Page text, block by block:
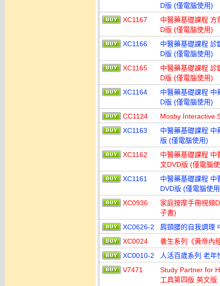
D版 (僅電腦使用)
XC1167
中醫藥基礎課程
D版 (僅電腦使用)
XC1166
中醫藥基礎課程
D版 (僅電腦使用)
XC1165
中醫藥基礎課程
D版 (僅電腦使用)
XC1164
中醫藥基礎課程
D版 (僅電腦使用)
CC1124
Mosby Interactive
XC1163
中醫藥基礎課程
版 (僅電腦使用)
XC1162
中醫藥基礎課程
文DVD版 (僅電腦
XC1161
中醫藥基礎課程
DVD版 (僅電腦使
XC0936
家庭按摩手冊視頻
子書)
XC0626-2
肩頸腰的自我調理
XC0024
養生系列《黃帝內
XC0010-2
人活百歲系列 老
V7471
Study Partner for
工具第四版 英文版